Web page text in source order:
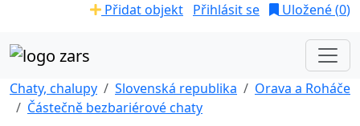
Přidat objekt Přihlásit se Uložené (0)
Chaty, chalupy Slovenská republika
Orava a Roháče
Částečně bezbariérové chaty